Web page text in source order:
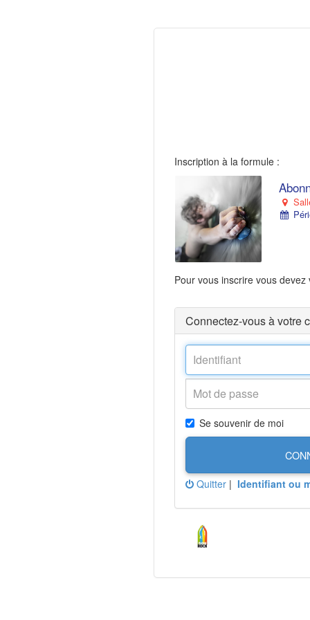
Inscription à la formule :
Pour vous inscrire vous
Connectez-vous à votre
Se souvenir de moi
Quitter | Identifiant ou